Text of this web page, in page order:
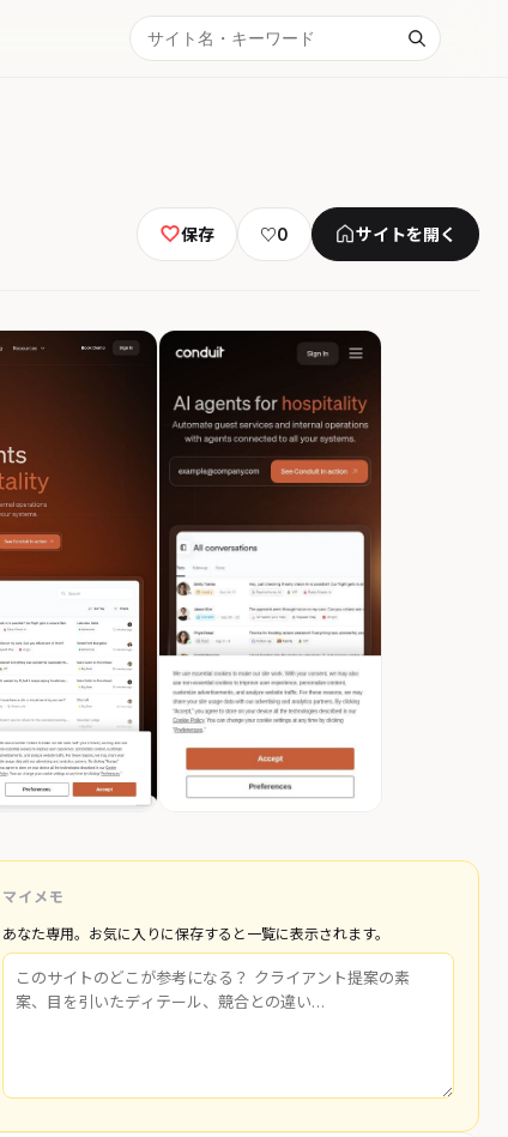
保存 ♡0 サイトを開く
マイメモ
あなた専用。お気に入りに保存すると一覧に表示されます。